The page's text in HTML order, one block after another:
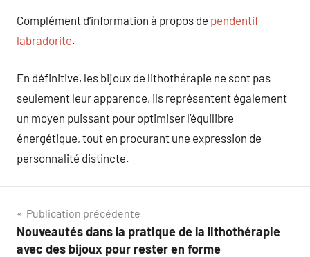
Complément d’information à propos de pendentif
labradorite.
En définitive, les bijoux de lithothérapie ne sont pas
seulement leur apparence, ils représentent également
un moyen puissant pour optimiser l’équilibre
énergétique, tout en procurant une expression de
personnalité distincte.
Navigation
de
Publication précédente
Nouveautés dans la pratique de la lithothérapie
avec des bijoux pour rester en forme